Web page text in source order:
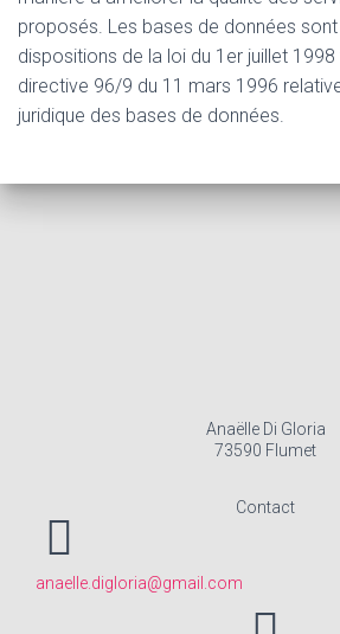
proposés. Les bases de données
dispositions de la loi du 1er juillet
directive 96/9 du 11 mars 1996
juridique des bases de données.
Anaëlle Di Gloria
73590 Flumet
Contact
anaelle.digloria@gmail.com